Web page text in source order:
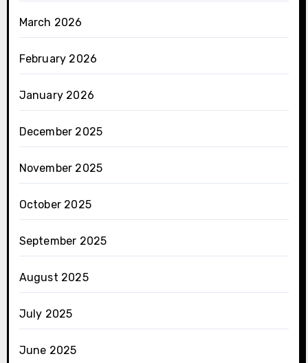
March 2026
February 2026
January 2026
December 2025
November 2025
October 2025
September 2025
August 2025
July 2025
June 2025